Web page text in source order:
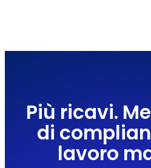
Più ricavi.
di
lavoro